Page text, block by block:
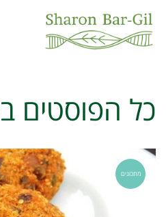
כל הפוסטים ב
מתכונים